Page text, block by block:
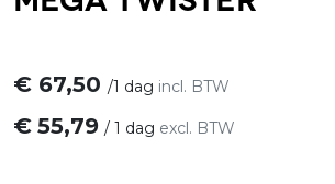
€ 67,50 /1 dag incl. BTW
€ 55,79 / 1 dag excl. BTW